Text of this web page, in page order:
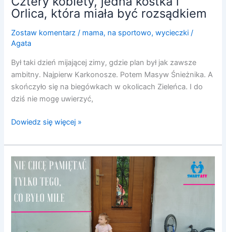
Orlica, która miała być rozsądkiem
Zostaw komentarz / mama, na sportowo,wycieczki /
Agata
Był taki dzień mijającej zimy, gdzie plan był jak zawsze
ambitny. Najpierw Karkonosze. Potem Masyw Śnieżnika. A
skończyło się na biegówkach w okolicach Zieleńca. I do
dziś nie mogę uwierzyć,
Dowiedz się więcej »
Nie
pamiętać
tylko
tego,